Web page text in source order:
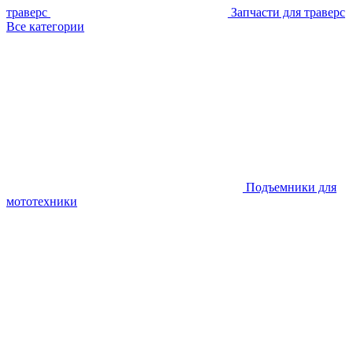
траверс
Запчасти для траверс
Все категории
Подъемники для
мототехники